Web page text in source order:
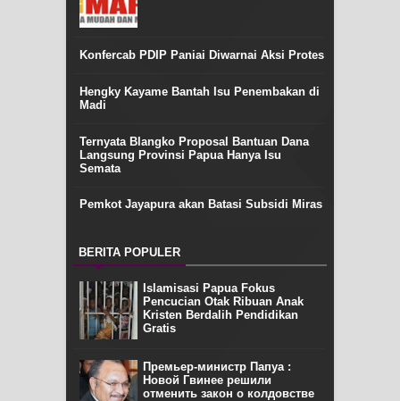
Konfercab PDIP Paniai Diwarnai Aksi Protes
Hengky Kayame Bantah Isu Penembakan di
Madi
Ternyata Blangko Proposal Bantuan Dana
Langsung Provinsi Papua Hanya Isu
Semata
Pemkot Jayapura akan Batasi Subsidi Miras
BERITA POPULER
Islamisasi Papua Fokus
Pencucian Otak Ribuan Anak
Kristen Berdalih Pendidikan
Gratis
Премьер-министр Папуа :
Новой Гвинее решили
отменить закон о колдовстве